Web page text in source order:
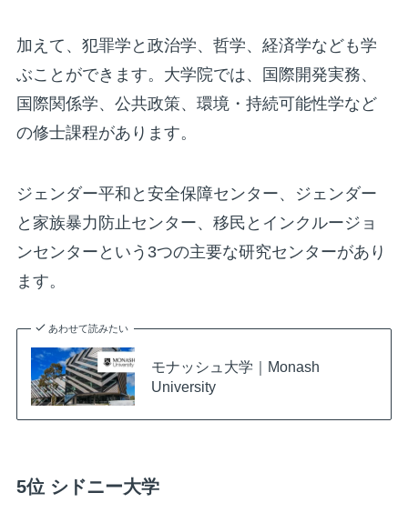
加えて、犯罪学と政治学、哲学、経済学なども学
ぶことができます。大学院では、国際開発実務、
国際関係学、公共政策、環境・持続可能性学など
の修士課程があります。
ジェンダー平和と安全保障センター、ジェンダー
と家族暴力防止センター、移民とインクルージョ
ンセンターという3つの主要な研究センターがあり
ます。
あわせて読みたい
モナッシュ大学｜Monash
University
5位 シドニー大学